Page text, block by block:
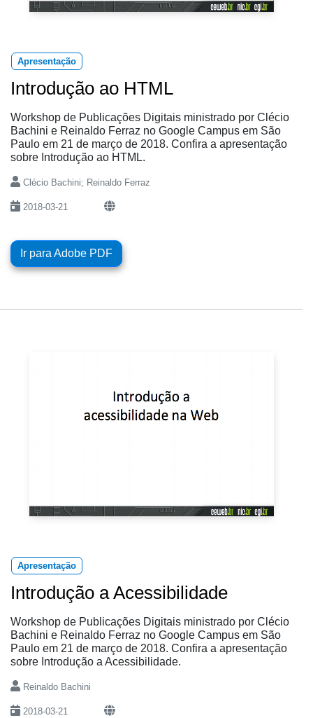
Apresentação
Introdução ao HTML
Workshop de Publicações Digitais ministrado por Clécio
Bachini e Reinaldo Ferraz no Google Campus em São
Paulo em 21 de março de 2018. Confira a apresentação
sobre Introdução ao HTML.
Clécio Bachini; Reinaldo Ferraz
2018-03-21
Ir para Adobe PDF
Apresentação
Introdução a Acessibilidade
Workshop de Publicações Digitais ministrado por Clécio
Bachini e Reinaldo Ferraz no Google Campus em São
Paulo em 21 de março de 2018. Confira a apresentação
sobre Introdução a Acessibilidade.
Reinaldo Bachini
2018-03-21